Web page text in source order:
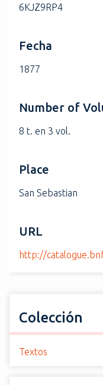
6KJZ9RP4
Fecha
1877
Number of
8 t. en 3 vol.
Place
San Sebastian
URL
http://
Colección
Textos